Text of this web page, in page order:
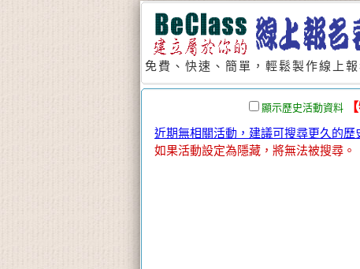
免費、快速、簡單，輕鬆製作線上
顯示歷史活動資料
近期無相關活動，建議可搜尋更久的歷
如果活動設定為隱藏，將無法被搜尋。